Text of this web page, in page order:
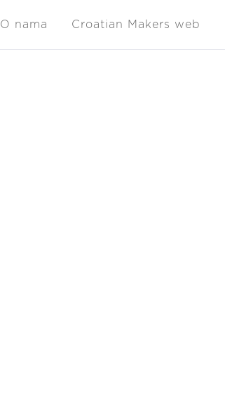
O nama Croatian Makers web